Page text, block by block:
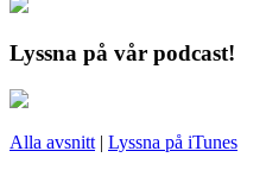
Lyssna på vår podcast!
Alla avsnitt | Lyssna på iTunes